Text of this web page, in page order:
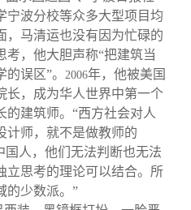
宁波分校等众多大型项目均
，马清运也没有因为忙碌的
考，他大胆声称“把建筑当
误区”。
2006年，他被美国
长，成为华人世界中第一个
的建筑师。“西方社会对人
计师，就不是做教师的
国人，他们无法判断也无法
立思考的理论可以结合。所
的少数派。”